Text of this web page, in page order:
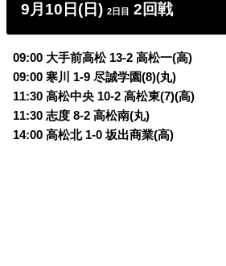
9月10日(日)2日目 2回戦
09:00 大手前高松 13-2 高松一(高)
09:00 寒川 1-9 尽誠学園(8)(丸)
11:30 高松中央 10-2 高松東(7)(高)
11:30 志度 8-2 高松南(丸)
14:00 高松北 1-0 坂出商業(高)